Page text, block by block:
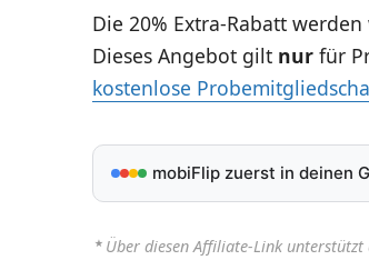
Die 20% Extra-Rabatt
Dieses Angebot gilt nurfür
kostenlose
mobiFlip zuerst in deinen
⋆ Über diesen Affiliate-Link